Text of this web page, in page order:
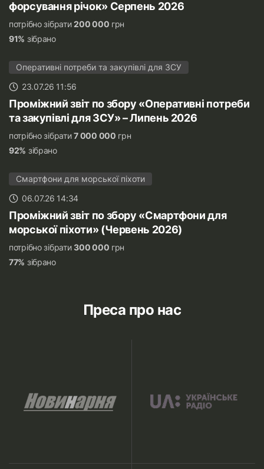
форсування річок» Серпень 2026
потрібно зібрати200 000 грн
91% зібрано
Оперативні потреби та закупівлі для ЗСУ
23.07.26 11:56
Проміжний звіт по збору «Оперативні потреби
та закупівлі для ЗСУ» – Липень 2026
потрібно зібрати7 000 000 грн
92% зібрано
Смартфони для морської піхоти
06.07.26 14:34
Проміжний звіт по збору «Смартфони для
морської піхоти» (Червень 2026)
потрібно зібрати300 000 грн
77% зібрано
Преса про нас